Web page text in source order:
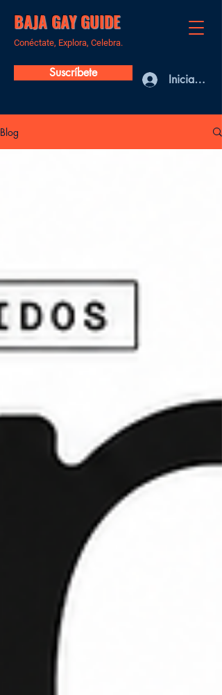
BAJA GAY GUIDE
Conéctate, Explora, Celebra.
Suscríbete Iniciar sesión
Blog